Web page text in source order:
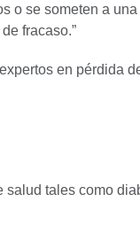
o se someten a
fracaso.”
en pérdida
tales como